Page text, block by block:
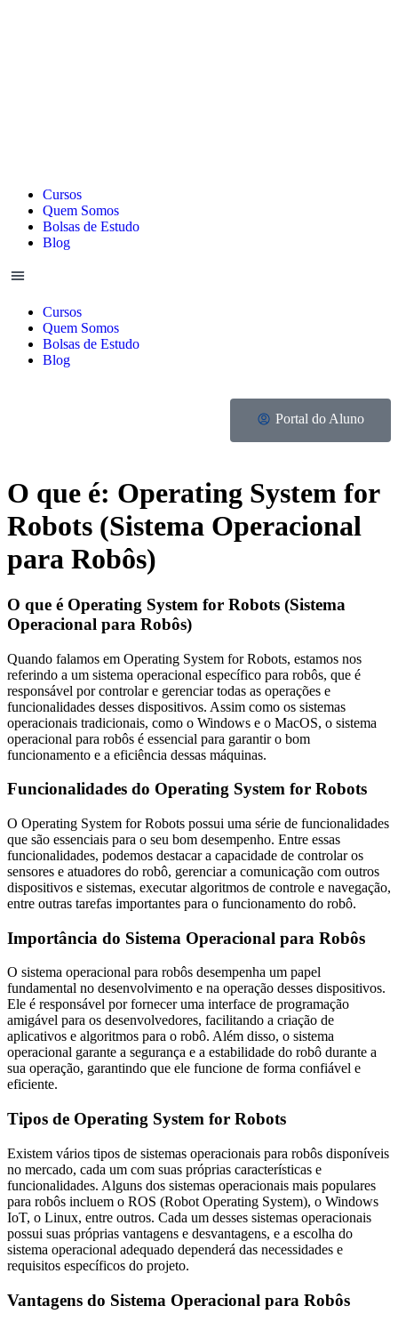
Cursos
Quem Somos
Bolsas de Estudo
Blog
Cursos
Quem Somos
Bolsas de Estudo
Blog
Portal do Aluno
O que é: Operating System for
Robots (Sistema Operacional
para Robôs)
O que é Operating System for Robots (Sistema
Operacional para Robôs)
Quando falamos em Operating System for Robots, estamos nos
referindo a um sistema operacional específico para robôs, que é
responsável por controlar e gerenciar todas as operações e
funcionalidades desses dispositivos. Assim como os sistemas
operacionais tradicionais, como o Windows e o MacOS, o sistema
operacional para robôs é essencial para garantir o bom
funcionamento e a eficiência dessas máquinas.
Funcionalidades do Operating System for Robots
O Operating System for Robots possui uma série de funcionalidades
que são essenciais para o seu bom desempenho. Entre essas
funcionalidades, podemos destacar a capacidade de controlar os
sensores e atuadores do robô, gerenciar a comunicação com outros
dispositivos e sistemas, executar algoritmos de controle e navegação,
entre outras tarefas importantes para o funcionamento do robô.
Importância do Sistema Operacional para Robôs
O sistema operacional para robôs desempenha um papel
fundamental no desenvolvimento e na operação desses dispositivos.
Ele é responsável por fornecer uma interface de programação
amigável para os desenvolvedores, facilitando a criação de
aplicativos e algoritmos para o robô. Além disso, o sistema
operacional garante a segurança e a estabilidade do robô durante a
sua operação, garantindo que ele funcione de forma confiável e
eficiente.
Tipos de Operating System for Robots
Existem vários tipos de sistemas operacionais para robôs disponíveis
no mercado, cada um com suas próprias características e
funcionalidades. Alguns dos sistemas operacionais mais populares
para robôs incluem o ROS (Robot Operating System), o Windows
IoT, o Linux, entre outros. Cada um desses sistemas operacionais
possui suas próprias vantagens e desvantagens, e a escolha do
sistema operacional adequado dependerá das necessidades e
requisitos específicos do projeto.
Vantagens do Sistema Operacional para Robôs